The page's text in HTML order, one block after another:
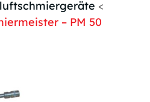
<
– PM 50